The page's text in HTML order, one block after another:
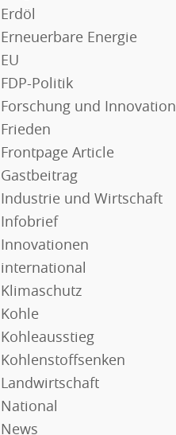
Erdöl
Erneuerbare Energie
EU
FDP-Politik
Forschung und Innovation
Frieden
Frontpage Article
Gastbeitrag
Industrie und Wirtschaft
Infobrief
Innovationen
international
Klimaschutz
Kohle
Kohleausstieg
Kohlenstoffsenken
Landwirtschaft
National
News